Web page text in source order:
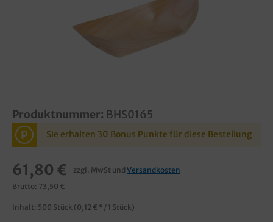
Produktnummer: BHS0165
P Sie erhalten 30 Bonus Punkte für diese Bestellung
61,80 € zzgl. MwSt und Versandkosten
Brutto: 73,50 €
Inhalt: 500 Stück (0,12 €* / 1 Stück)